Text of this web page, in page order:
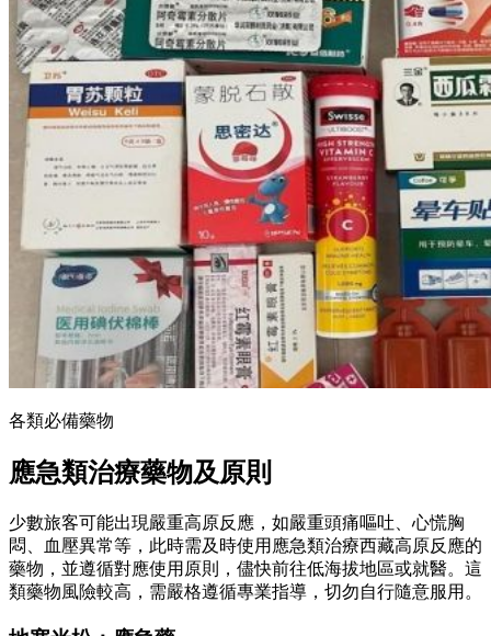
各類必備藥物
應急類治療藥物及原則
少數旅客可能出現嚴重高原反應，如嚴重頭痛嘔吐、心慌胸
悶、血壓異常等，此時需及時使用應急類治療西藏高原反應的
藥物，並遵循對應使用原則，儘快前往低海拔地區或就醫。這
類藥物風險較高，需嚴格遵循專業指導，切勿自行隨意服用。